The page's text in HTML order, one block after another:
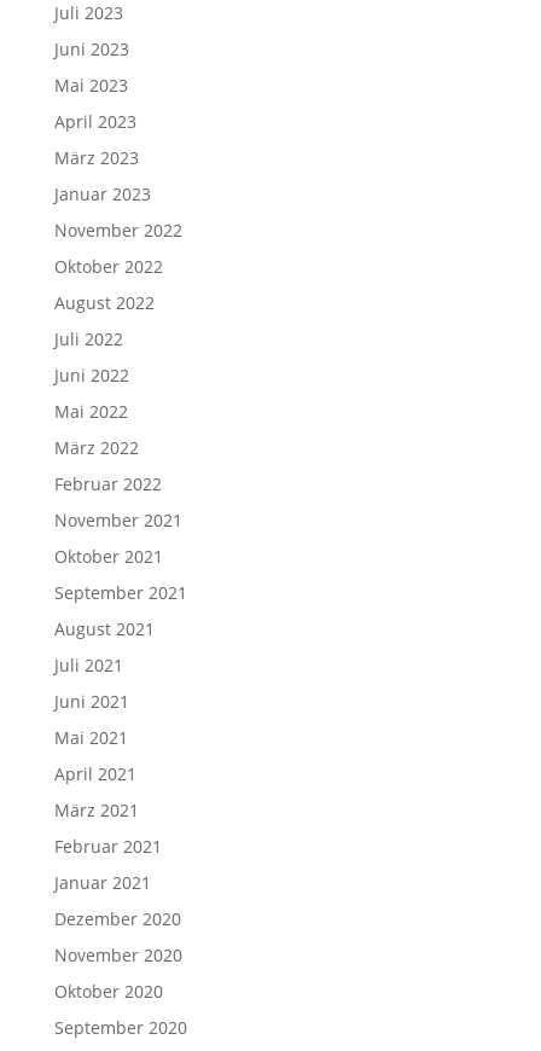
Juli 2023
Juni 2023
Mai 2023
April 2023
März 2023
Januar 2023
November 2022
Oktober 2022
August 2022
Juli 2022
Juni 2022
Mai 2022
März 2022
Februar 2022
November 2021
Oktober 2021
September 2021
August 2021
Juli 2021
Juni 2021
Mai 2021
April 2021
März 2021
Februar 2021
Januar 2021
Dezember 2020
November 2020
Oktober 2020
September 2020